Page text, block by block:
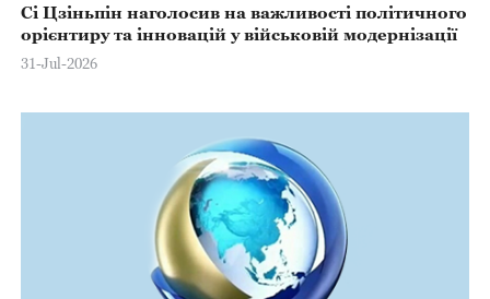
Сі Цзіньпін наголосив на важливості політичного
орієнтиру та інновацій у військовій модернізації
31-Jul-2026